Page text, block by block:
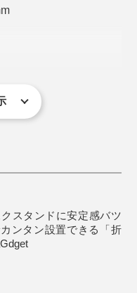
り付ければ、MagSafe
（iPhone8以降や各種
ットの中で最も強力と
スの一種であるネオジ
た磁石。
ェライト磁石」と比較
タルライフがスマート
、Appleファンの心を
対応期間は、お届け後
スタンドに安定感バツ
ンタン設置できる「折